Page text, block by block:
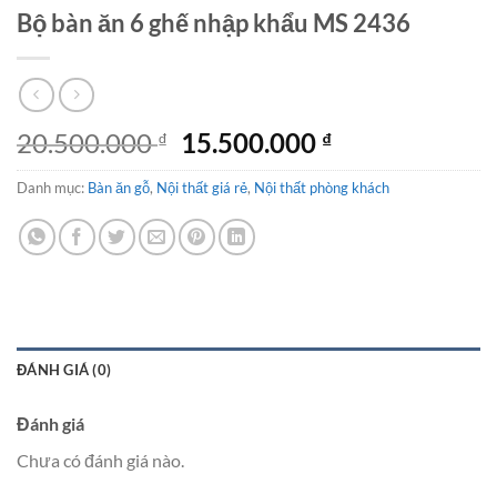
Bộ bàn ăn 6 ghế nhập khẩu MS 2436
20.500.000₫
Giá
gốc
là:
20.500.000 ₫.
15.500.000 ₫Giá
hiện
tại
Danh mục: Bàn ăn gỗ, Nội thất giá rẻ, Nội thất phòng khách
ĐÁNH GIÁ (0)
Đánh giá
Chưa có đánh giá nào.